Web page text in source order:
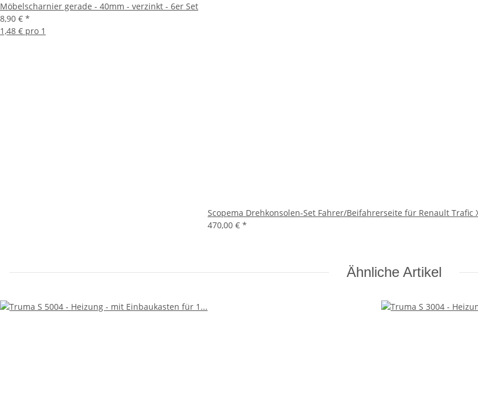
Möbelscharnier gerade - 40mm - verzinkt - 6er Set
8,90 € *
1,48 € pro 1
Scopema Drehkonsolen-Set Fahrer/Beifahrerseite für Renault Trafic
470,00 € *
Ähnliche Artikel